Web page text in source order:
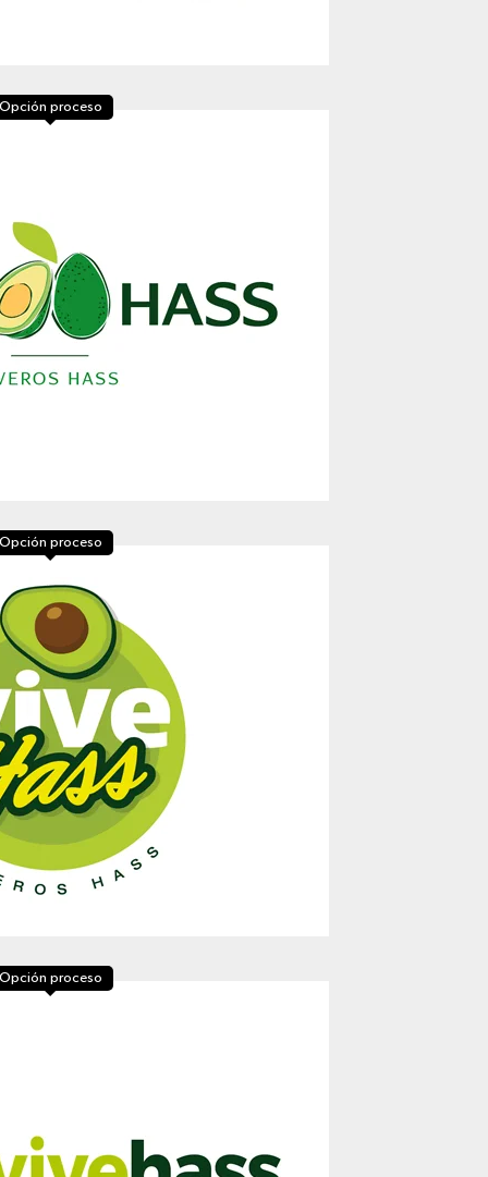
proceso
proceso
proceso